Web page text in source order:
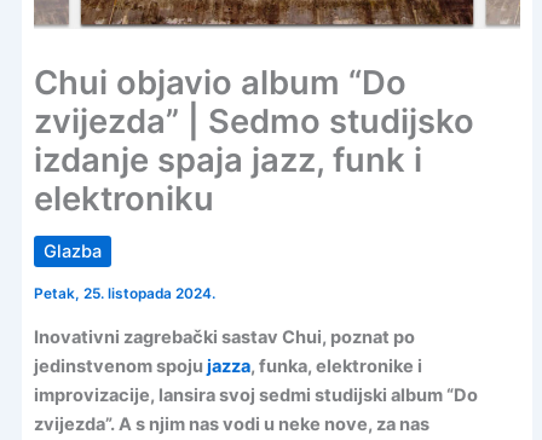
Chui objavio album “Do
zvijezda” | Sedmo studijsko
izdanje spaja jazz, funk i
elektroniku
Glazba
Petak, 25. listopada 2024.
Inovativni zagrebački sastav Chui, poznat po
jedinstvenom spoju jazza, funka, elektronike i
improvizacije, lansira svoj sedmi studijski album “Do
zvijezda”. A s njim nas vodi u neke nove, za nas